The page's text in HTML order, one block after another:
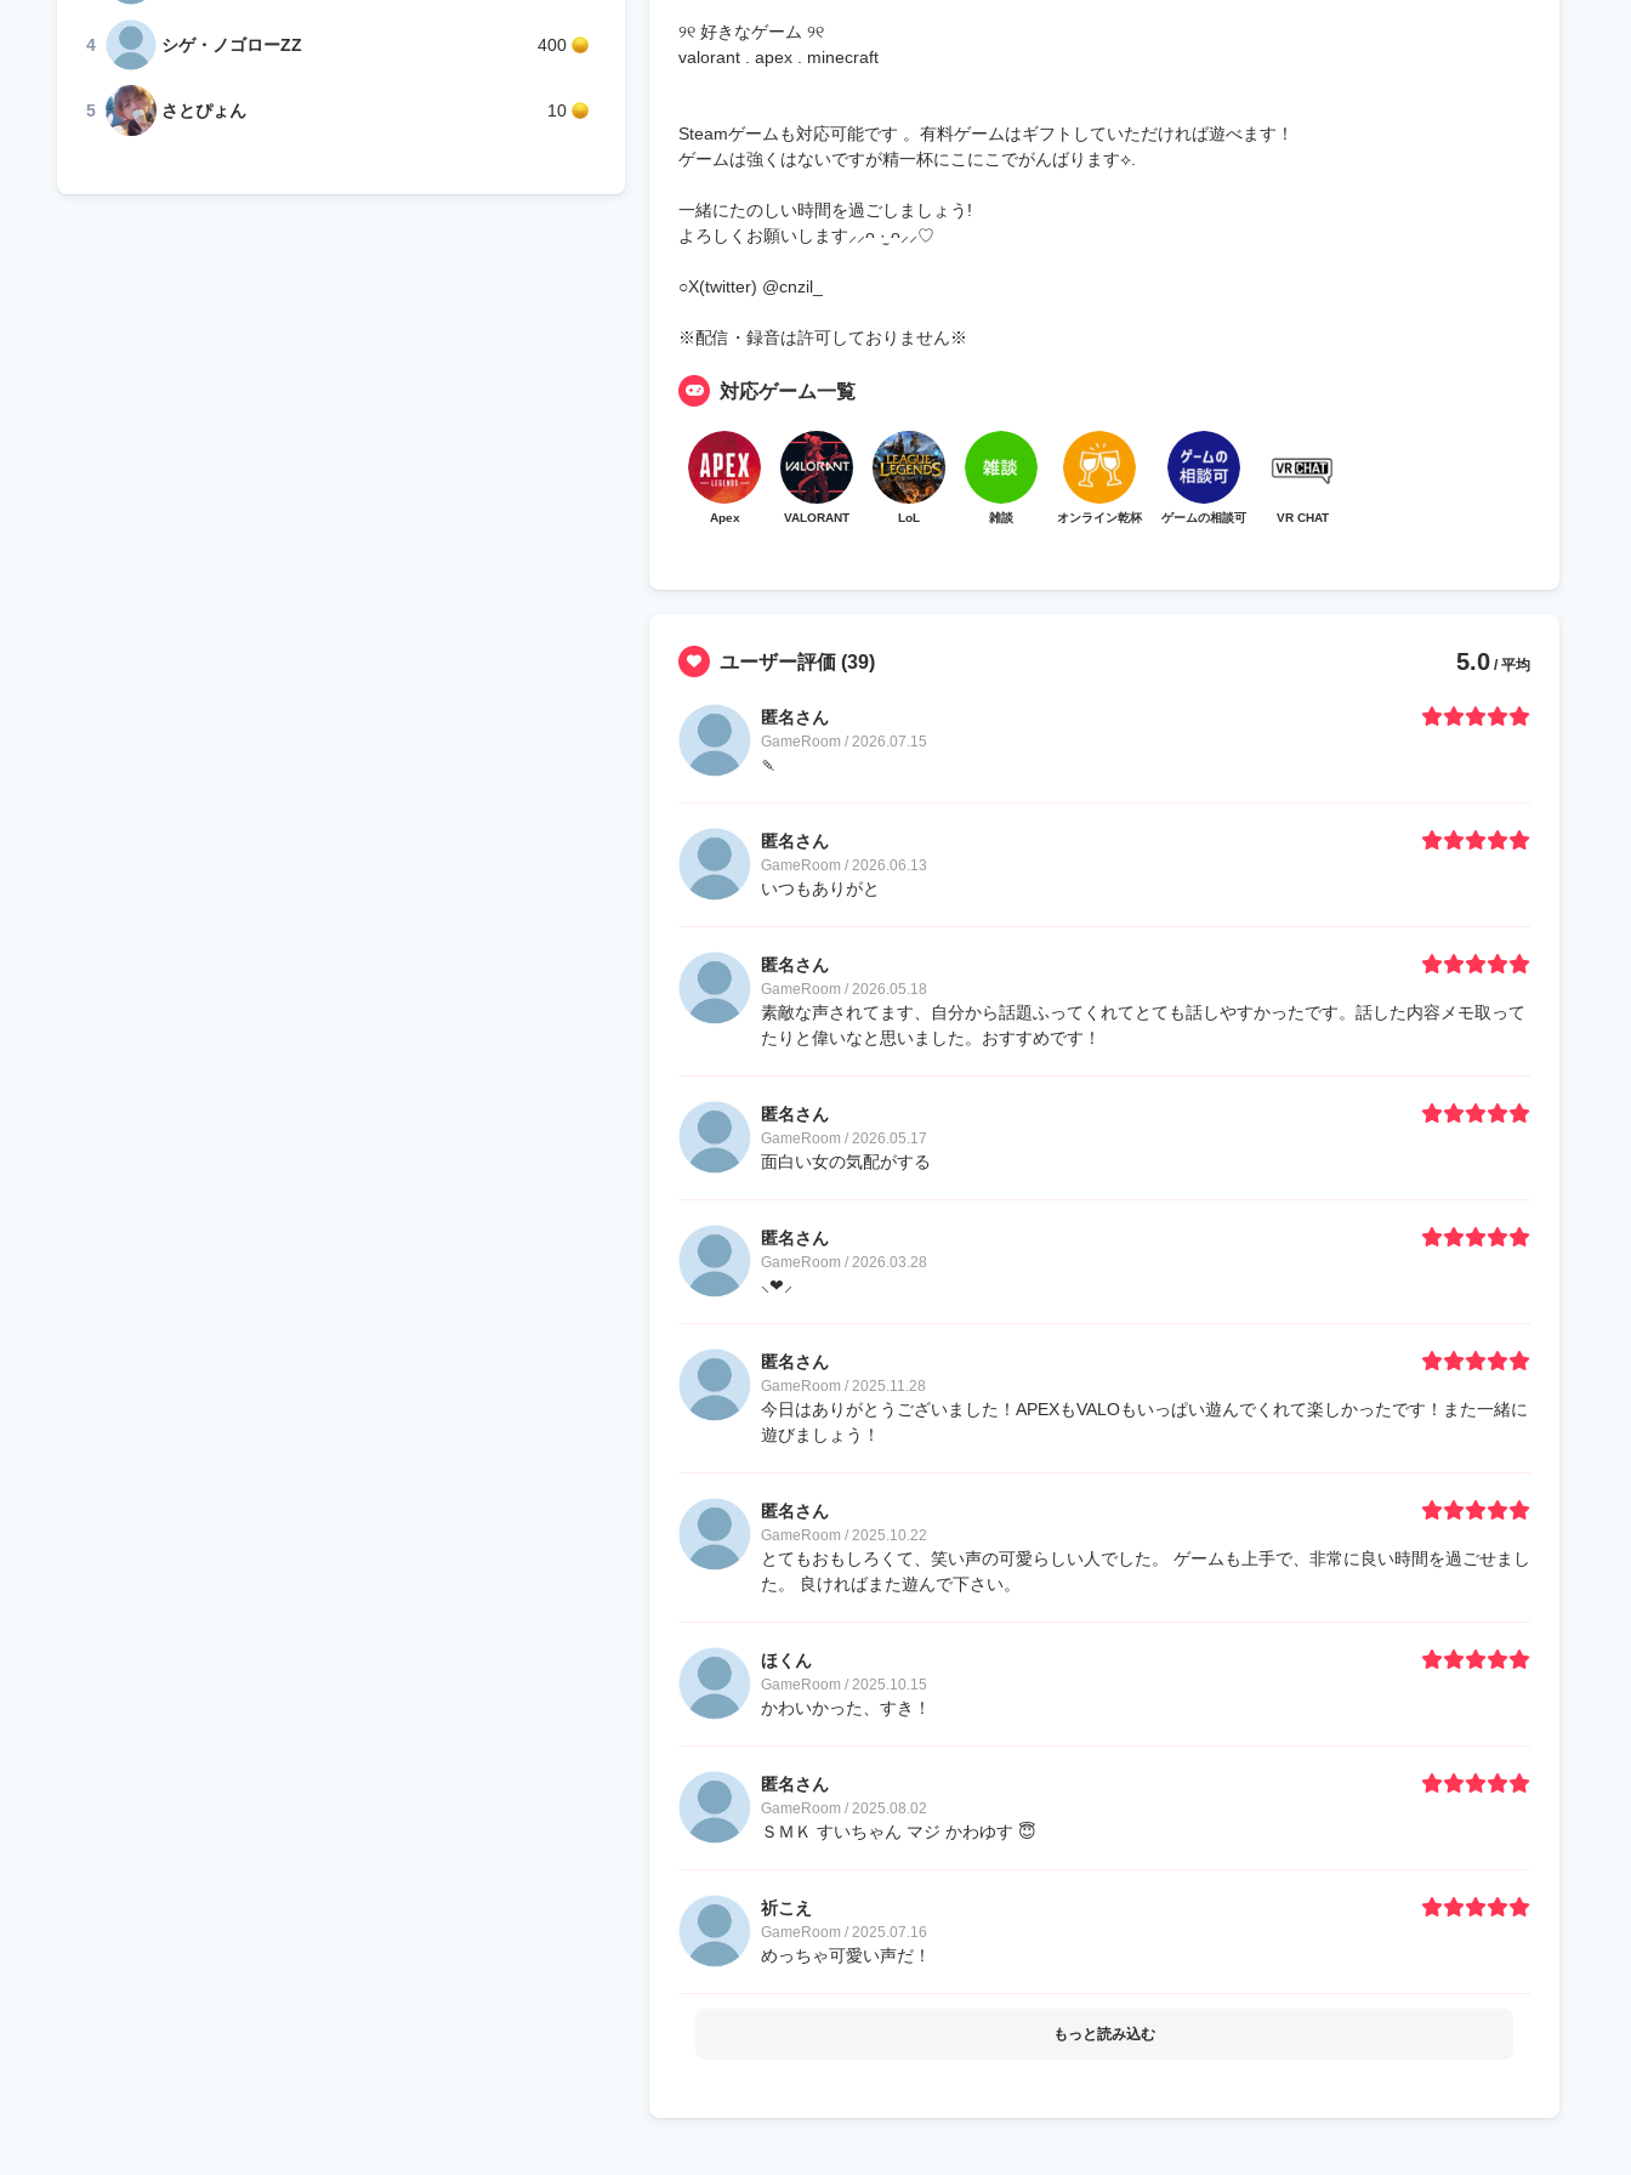
4 シゲ・ノゴローZZ 400
5 さとぴょん 10
୨୧ 好きなゲーム ୨୧
valorant . apex . minecraft
Steamゲームも対応可能です 。有料ゲームはギフトしていただければ遊べます！
ゲームは強くはないですが精一杯にこにこでがんばります⟡.
一緒にたのしい時間を過ごしましょう!
よろしくお願いします⸝⸝ᴖ ·̫ ᴖ⸝⸝♡
○X(twitter) @cnzil_
※配信・録音は許可しておりません※
対応ゲーム一覧
Apex VALORANT LoL 雑談 オンライン乾杯 ゲームの相談可 VR CHAT
ユーザー評価 (39) 5.0 / 平均
匿名さん
GameRoom / 2026.07.15
🍡
匿名さん
GameRoom / 2026.06.13
いつもありがと
匿名さん
GameRoom / 2026.05.18
素敵な声されてます、自分から話題ふってくれてとても話しやすかったです。話した内容メモ取って
たりと偉いなと思いました。おすすめです！
匿名さん
GameRoom / 2026.05.17
面白い女の気配がする
匿名さん
GameRoom / 2026.03.28
⸜❤︎⸝‍
匿名さん
GameRoom / 2025.11.28
今日はありがとうございました！APEXもVALOもいっぱい遊んでくれて楽しかったです！また一緒に
遊びましょう！
匿名さん
GameRoom / 2025.10.22
とてもおもしろくて、笑い声の可愛らしい人でした。 ゲームも上手で、非常に良い時間を過ごせまし
た。 良ければまた遊んで下さい。
ほくん
GameRoom / 2025.10.15
かわいかった、すき！
匿名さん
GameRoom / 2025.08.02
ＳＭＫ すいちゃん マジ かわゆす 😇
祈こえ
GameRoom / 2025.07.16
めっちゃ可愛い声だ！
もっと読み込む